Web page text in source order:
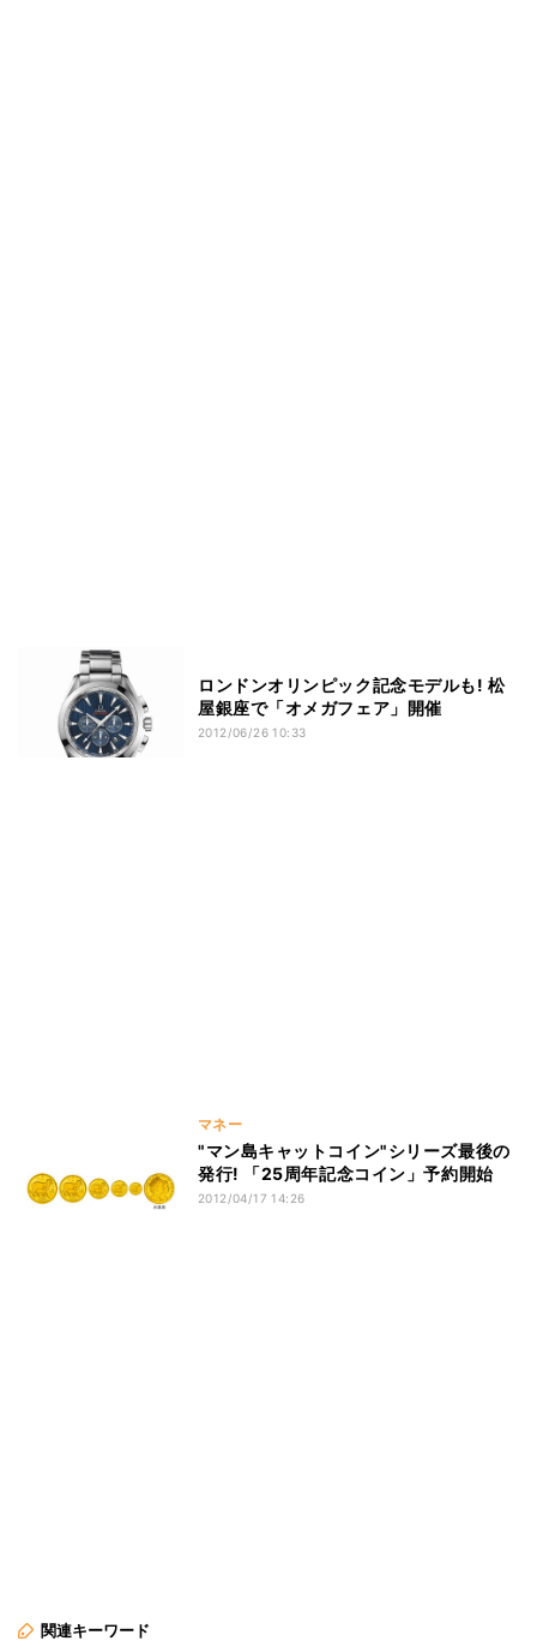
ロンドンオリンピック記念モデルも! 松
屋銀座で「オメガフェア」開催
2012/06/26 10:33
マネー
"マン島キャットコイン"シリーズ最後の
発行! 「25周年記念コイン」予約開始
2012/04/17 14:26
関連キーワード